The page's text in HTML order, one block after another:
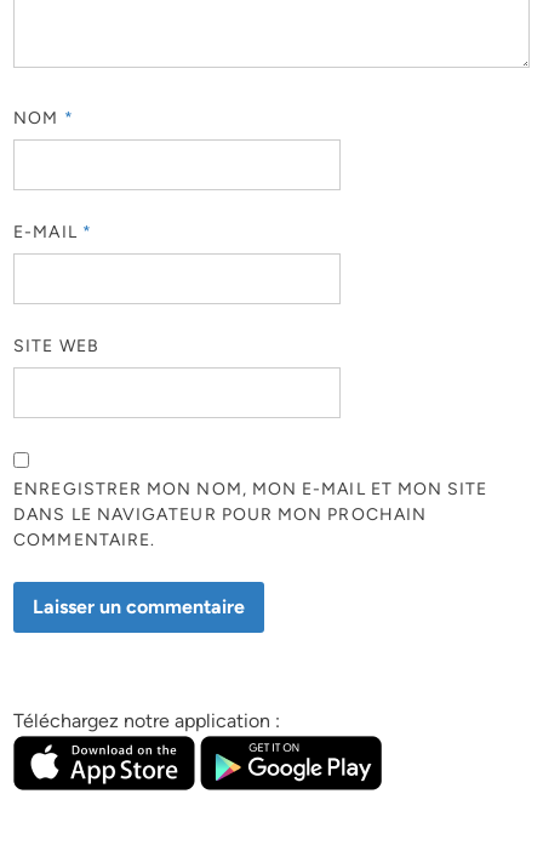
NOM *
E-MAIL *
SITE WEB
ENREGISTRER MON NOM, MON E-MAIL ET MON SITE
DANS LE NAVIGATEUR POUR MON PROCHAIN
COMMENTAIRE.
Téléchargez notre application :